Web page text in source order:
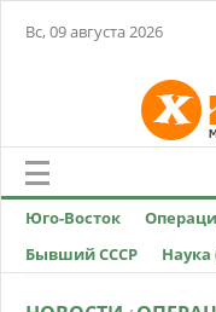
Вс, 09 августа 2026
Юго-Восток
Бывший СССР
Наука